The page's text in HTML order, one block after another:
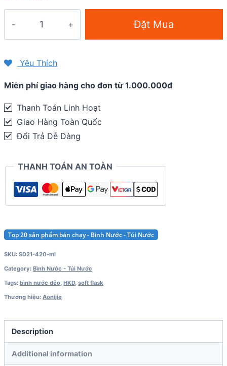
Aonijie
SD21
(250ml
/
420ml
quantity
Đặt Mua
Yêu Thích
Miễn phí giao hàng cho đơn từ 1.000.000đ
Thanh Toán Linh Hoạt
Giao Hàng Toàn Quốc
Đổi Trả Dễ Dàng
THANH TOÁN AN TOÀN
Top 20 sản phẩm bán chạy - Bình Nước - Túi Nước
SKU: SD21-420-ml
Category: Bình Nước - Túi Nước
Tags: bình nước dẻo, HKD, soft flask
Thương hiệu: Aonijie
Description
Additional information